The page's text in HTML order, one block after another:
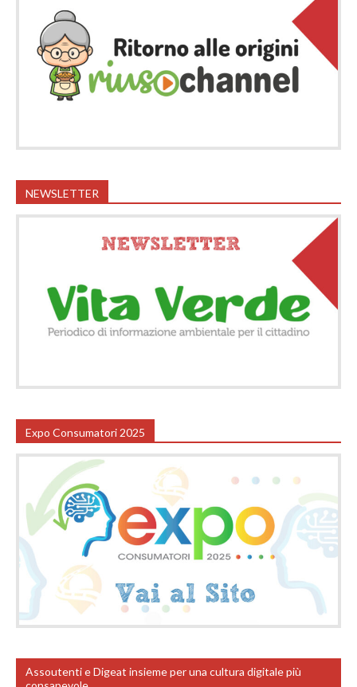
NEWSLETTER
Expo Consumatori 2025
Assoutenti e Digeat insieme per una cultura digitale più